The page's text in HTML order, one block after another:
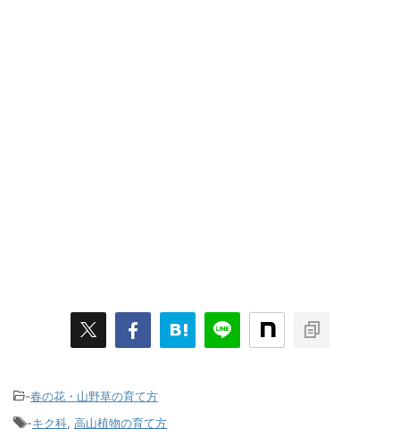
-春の花・山野草の育て方
-キク科, 高山植物の育て方